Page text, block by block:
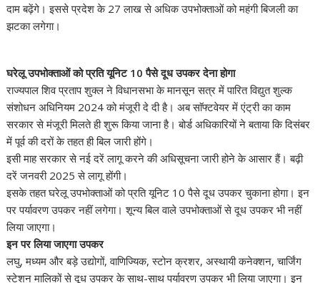
दाम बढ़ेंगे। इससे प्रदेश के 27 लाख से अधिक उपभोक्ताओं को महंगी बिजली का
झटका लगेगा।
घरेलू उपभोक्ताओं को प्रति यूनिट 10 पैसे दूध उपकर देना होगा
राज्यपाल शिव प्रताप शुक्ल ने विधानसभा के मानसून सत्र में पारित विद्युत शुल्क
संशोधन अधिनियम 2024 को मंजूरी दे दी है। अब साॅफ्टवेयर में एंट्री का काम
सरकार से मंजूरी मिलते ही शुरू किया जाना है। बोर्ड अधिकारियों ने बताया कि दिसंबर
में पूर्व की दरों के तहत ही बिल जारी होंगे।
इसी माह सरकार से नई दरें लागू करने की अधिसूचना जारी होने के आसार हैं। बढ़ी
दरें जनवरी 2025 से लागू होंगी।
इसके तहत घरेलू उपभोक्ताओं को प्रति यूनिट 10 पैसे दूध उपकर चुकाना होगा। इन
पर पर्यावरण उपकर नहीं लगेगा। शून्य बिल वाले उपभोक्ताओं से दूध उपकर भी नहीं
लिया जाएगा।
इन पर लिया जाएगा उपकर
लघु, मध्यम और बड़े उद्योगों, वाणिज्यिक, स्टोन क्रशर, अस्थायी कनेक्शन, चार्जिंग
स्टेशन मालिकों से दूध उपकर के साथ-साथ पर्यावरण उपकर भी लिया जाएगा। इन